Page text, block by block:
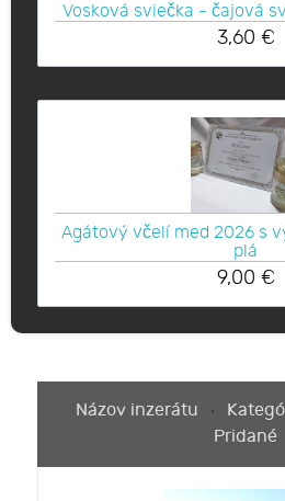
Vosková sviečka - čajová
3,60 €
Agátový včelí med 2026 s
plá
9,00 €
Názov inzerátu
Pridané